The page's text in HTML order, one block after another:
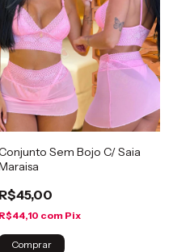
Sem Bojo C/ Saia
R$45,00
R$44,10 com Pix
Comprar